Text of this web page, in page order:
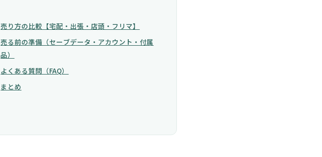
売り方の比較【宅配・出張・店頭・フリマ】
売る前の準備（セーブデータ・アカウント・付属
品）
よくある質問（FAQ）
まとめ